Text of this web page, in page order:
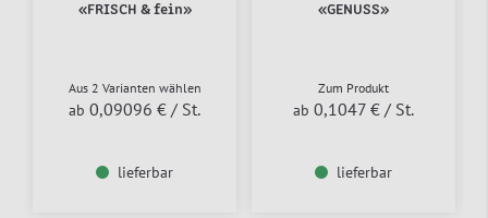
«FRISCH & fein»
Aus 2 Varianten wählen
ab 0,09096 € / St.
lieferbar
«GENUSS»
Zum Produkt
ab 0,1047 € / St.
lieferbar